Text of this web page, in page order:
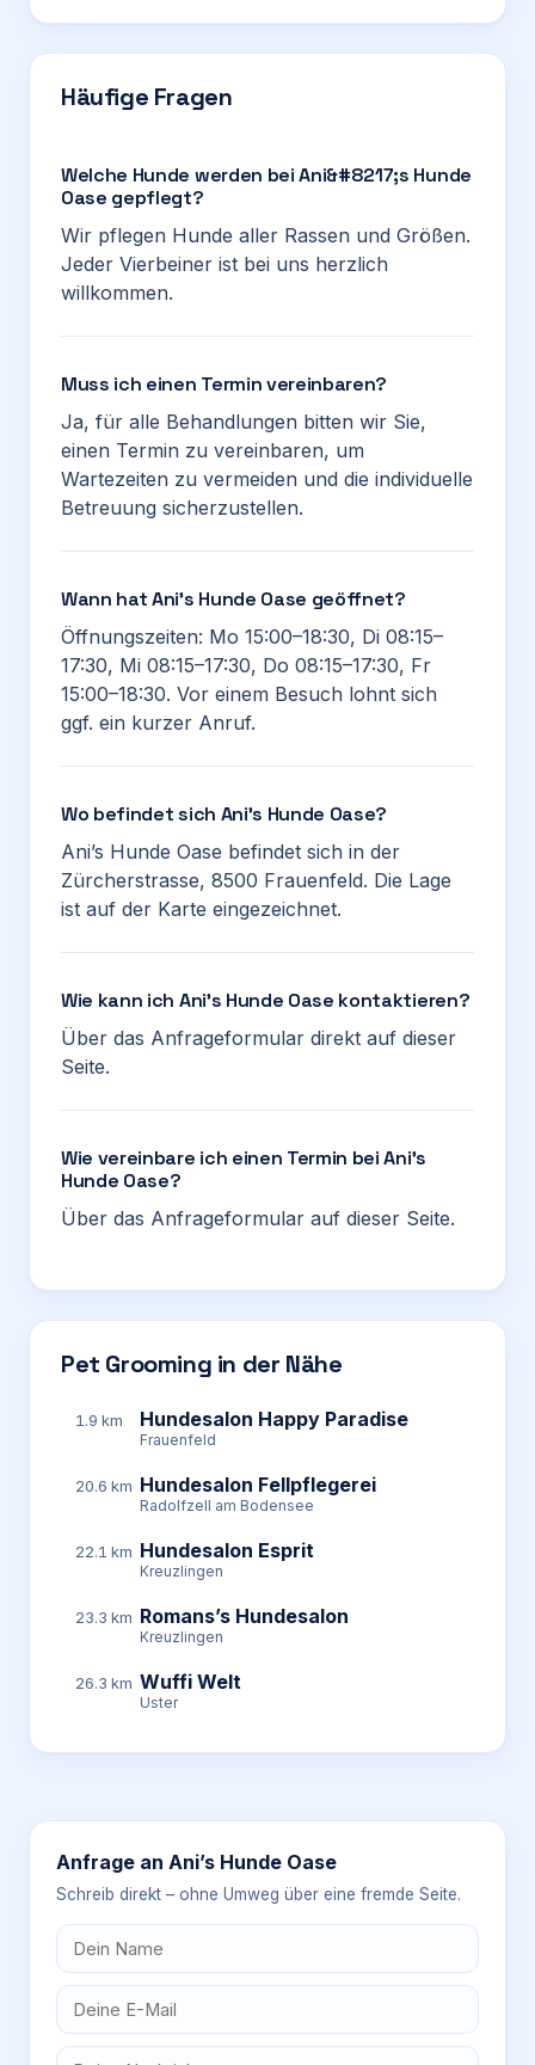
Häufige Fragen
Welche Hunde werden bei Ani&#8217;s Hunde
Oase gepflegt?
Wir pflegen Hunde aller Rassen und Größen.
Jeder Vierbeiner ist bei uns herzlich
willkommen.
Muss ich einen Termin vereinbaren?
Ja, für alle Behandlungen bitten wir Sie,
einen Termin zu vereinbaren, um
Wartezeiten zu vermeiden und die individuelle
Betreuung sicherzustellen.
Wann hat Ani’s Hunde Oase geöffnet?
Öffnungszeiten: Mo 15:00–18:30, Di 08:15–
17:30, Mi 08:15–17:30, Do 08:15–17:30, Fr
15:00–18:30. Vor einem Besuch lohnt sich
ggf. ein kurzer Anruf.
Wo befindet sich Ani’s Hunde Oase?
Ani’s Hunde Oase befindet sich in der
Zürcherstrasse, 8500 Frauenfeld. Die Lage
ist auf der Karte eingezeichnet.
Wie kann ich Ani’s Hunde Oase kontaktieren?
Über das Anfrageformular direkt auf dieser
Seite.
Wie vereinbare ich einen Termin bei Ani’s
Hunde Oase?
Über das Anfrageformular auf dieser Seite.
Pet Grooming in der Nähe
1.9 km Hundesalon Happy Paradise
Frauenfeld
20.6 km Hundesalon Fellpflegerei
Radolfzell am Bodensee
22.1 km Hundesalon Esprit
Kreuzlingen
23.3 km Romans’s Hundesalon
Kreuzlingen
26.3 km Wuffi Welt
Uster
Anfrage an Ani’s Hunde Oase
Schreib direkt – ohne Umweg über eine fremde Seite.